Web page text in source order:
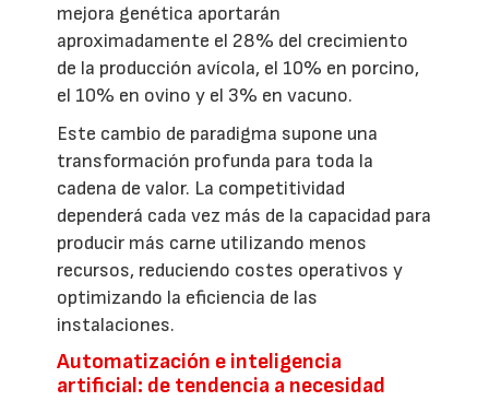
mejora genética aportarán
aproximadamente el 28% del crecimiento
de la producción avícola, el 10% en porcino,
el 10% en ovino y el 3% en vacuno.
Este cambio de paradigma supone una
transformación profunda para toda la
cadena de valor. La competitividad
dependerá cada vez más de la capacidad para
producir más carne utilizando menos
recursos, reduciendo costes operativos y
optimizando la eficiencia de las
instalaciones.
Automatización e inteligencia
artificial: de tendencia a necesidad